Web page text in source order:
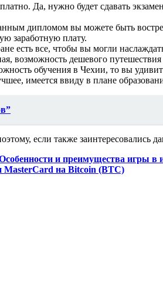
Да, нужно будет сдавать
дипломом вы можете быть
заработную плату.
есть все, чтобы вы могли
возможность дешевого
обучения в Чехии, то вы
имеется ввиду в плане
если также заинтересовались
и преимущества игры в
на Bitcoin (BTC)